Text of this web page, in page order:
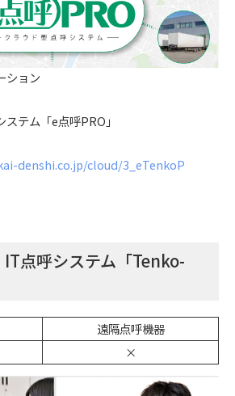
ション
テム「e点呼PRO」
denshi.co.jp/cloud/3_eTenkoP
点呼システム「Tenko-
遠隔点呼機器
×